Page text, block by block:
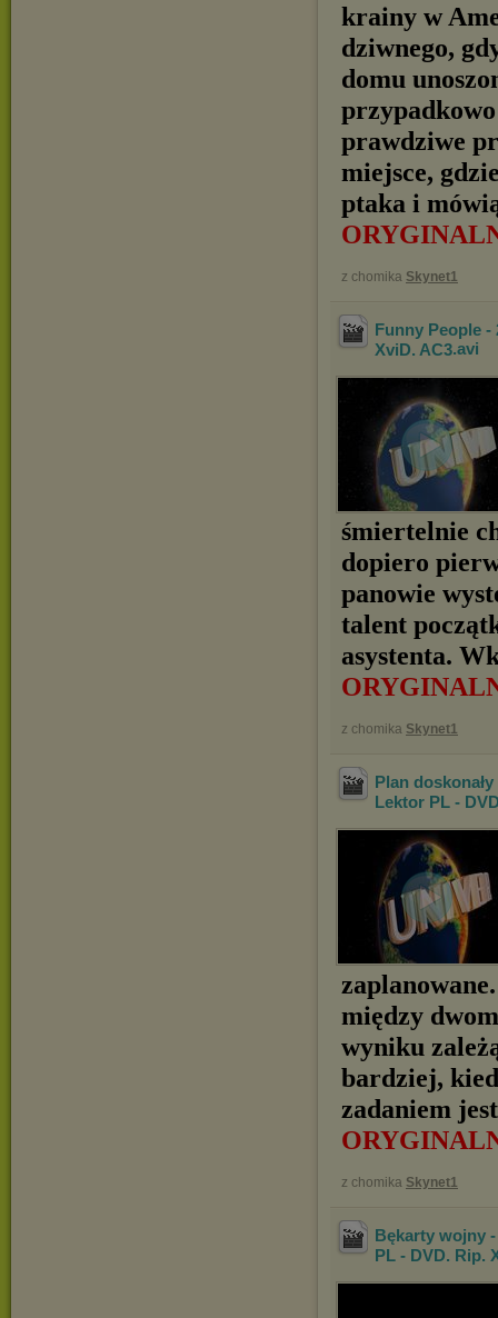
krainy w
dziwnego,
domu
prawdziwe
miejsce,
ptaka i
z chomika Skynet1
Funny People -
XviD. AC3.avi
śmiertelnie
dopiero
panowie
talent
asystenta.
z chomika Skynet1
Plan
Lektor PL -
między
wyniku
bardziej,
zadaniem
z chomika Skynet1
Bękarty wojny
PL - DVD. Rip.